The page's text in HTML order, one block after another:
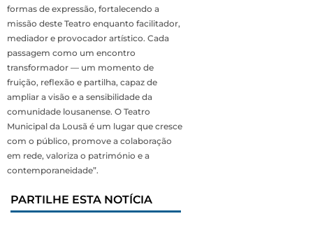
formas de expressão, fortalecendo a
missão deste Teatro enquanto facilitador,
mediador e provocador artístico. Cada
passagem como um encontro
transformador — um momento de
fruição, reflexão e partilha, capaz de
ampliar a visão e a sensibilidade da
comunidade lousanense. O Teatro
Municipal da Lousã é um lugar que cresce
com o público, promove a colaboração
em rede, valoriza o património e a
contemporaneidade”.
PARTILHE ESTA NOTÍCIA